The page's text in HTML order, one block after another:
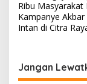
v
i
a
Ribu Masyarakat
Kampanye
Intan di Citra
Jangan